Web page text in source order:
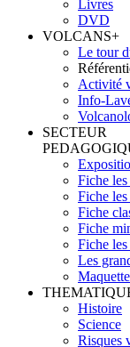
Livres
DVD
VOLCANS+
Le tour
Activité
Info-
SECTEUR
Fiche
Fiche
Fiche
Fiche
Fiche les
Les
Histoire
Science
Risques